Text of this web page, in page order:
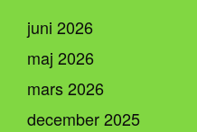
juni 2026
maj 2026
mars 2026
december 2025